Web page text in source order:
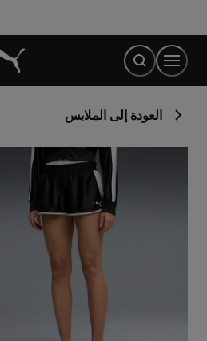
Content
العودة إلى الملابس